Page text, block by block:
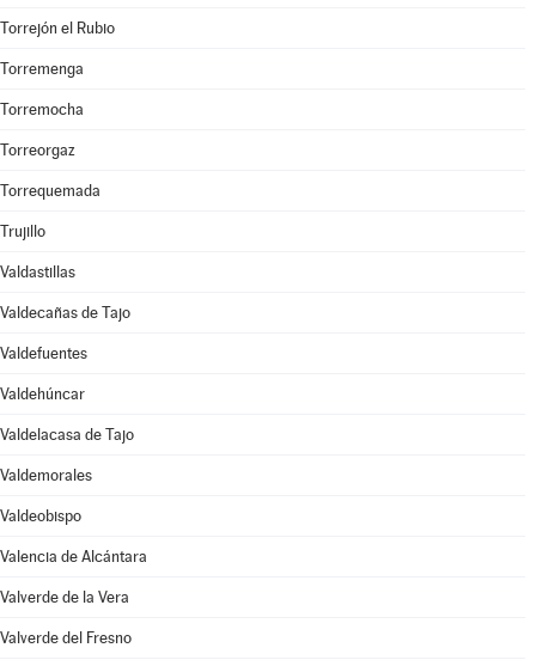
Torrejón el Rubio
Torremenga
Torremocha
Torreorgaz
Torrequemada
Trujillo
Valdastillas
Valdecañas de Tajo
Valdefuentes
Valdehúncar
Valdelacasa de Tajo
Valdemorales
Valdeobispo
Valencia de Alcántara
Valverde de la Vera
Valverde del Fresno